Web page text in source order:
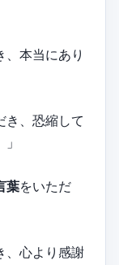
、本当にあり
き、恐縮して
葉をいただ
、心より感謝